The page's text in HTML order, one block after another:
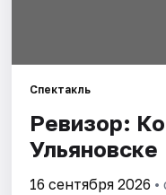
Рейтинги
Спектакль
Ревизор:
Ульяновске
16 сентября 2026 •